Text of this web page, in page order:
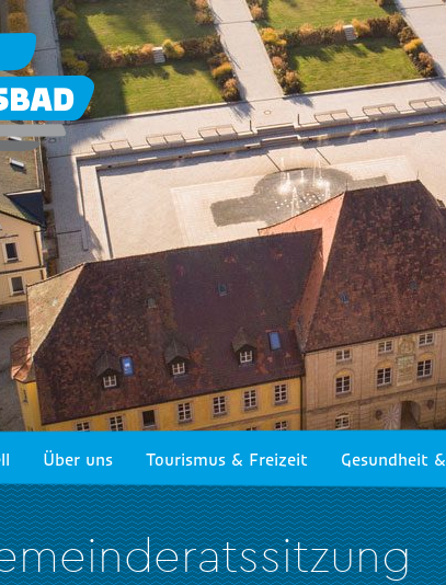
Über uns Tourismus & Freizeit Gesundheit